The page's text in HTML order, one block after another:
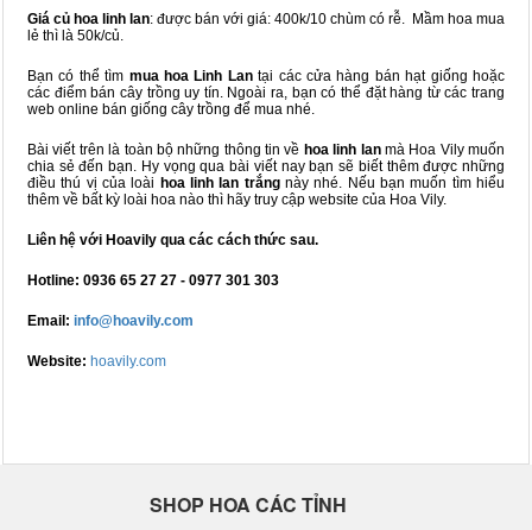
Giá củ hoa linh lan: được bán với giá: 400k/10 chùm có rễ. Mầm hoa mua
lẻ thì là 50k/củ.
Bạn có thể tìm mua hoa Linh Lantại các cửa hàng bán hạt giống hoặc
các điểm bán cây trồng uy tín. Ngoài ra, bạn có thể đặt hàng từ các trang
web online bán giống cây trồng để mua nhé.
Bài viết trên là toàn bộ những thông tin về hoa linh lanmà Hoa Vily muốn
chia sẻ đến bạn. Hy vọng qua bài viết nay bạn sẽ biết thêm được những
điều thú vị của loài hoa linh lan trắngnày nhé. Nếu bạn muốn tìm hiểu
thêm về bất kỳ loài hoa nào thì hãy truy cập website của Hoa Vily.
Liên hệ với Hoavily qua các cách thức sau.
Hotline: 0936 65 27 27 - 0977 301 303
Email: info@hoavily.com
Website: hoavily.com
SHOP HOA CÁC TỈNH